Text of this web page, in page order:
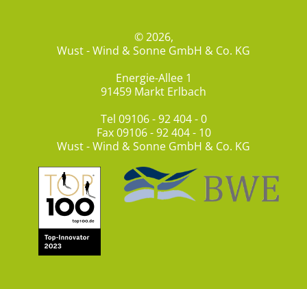
© 2026,
Wust - Wind & Sonne GmbH & Co. KG
Energie-Allee 1
91459 Markt Erlbach
Tel 09106 - 92 404 - 0
Fax 09106 - 92 404 - 10
Wust - Wind & Sonne GmbH & Co. KG